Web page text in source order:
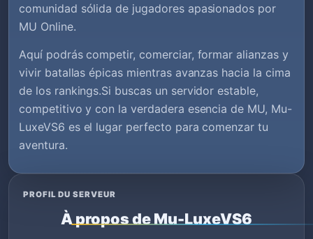
comunidad sólida de jugadores apasionados por
MU Online.
Aquí podrás competir, comerciar, formar alianzas y
vivir batallas épicas mientras avanzas hacia la cima
de los rankings.Si buscas un servidor estable,
competitivo y con la verdadera esencia de MU, Mu-
LuxeVS6 es el lugar perfecto para comenzar tu
aventura.
PROFIL DU SERVEUR
À propos de Mu-LuxeVS6